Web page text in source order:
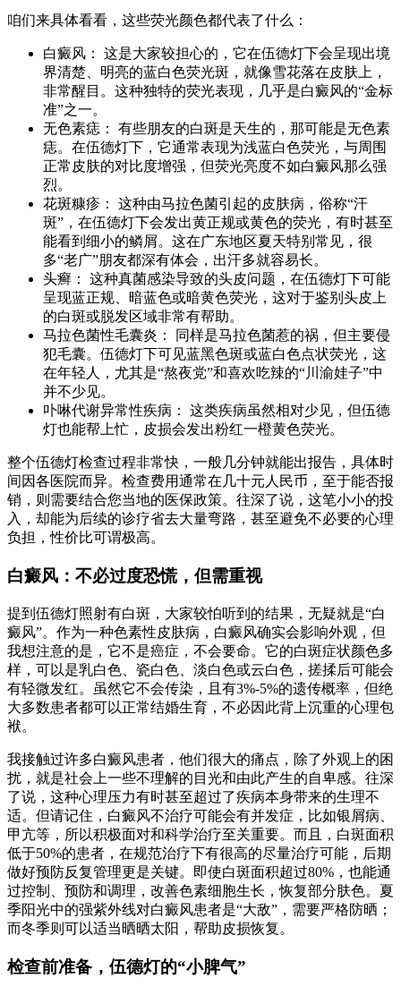
咱们来具体看看，这些荧光颜色都代表了什么：
白癜风： 这是大家较担心的，它在伍德灯下会呈现出境
界清楚、明亮的蓝白色荧光斑，就像雪花落在皮肤上，
非常醒目。这种独特的荧光表现，几乎是白癜风的“金标
准”之一。
无色素痣： 有些朋友的白斑是天生的，那可能是无色素
痣。在伍德灯下，它通常表现为浅蓝白色荧光，与周围
正常皮肤的对比度增强，但荧光亮度不如白癜风那么强
烈。
花斑糠疹： 这种由马拉色菌引起的皮肤病，俗称“汗
斑”，在伍德灯下会发出黄正规或黄色的荧光，有时甚至
能看到细小的鳞屑。这在广东地区夏天特别常见，很
多“老广”朋友都深有体会，出汗多就容易长。
头癣： 这种真菌感染导致的头皮问题，在伍德灯下可能
呈现蓝正规、暗蓝色或暗黄色荧光，这对于鉴别头皮上
的白斑或脱发区域非常有帮助。
马拉色菌性毛囊炎： 同样是马拉色菌惹的祸，但主要侵
犯毛囊。伍德灯下可见蓝黑色斑或蓝白色点状荧光，这
在年轻人，尤其是“熬夜党”和喜欢吃辣的“川渝娃子”中
并不少见。
卟啉代谢异常性疾病： 这类疾病虽然相对少见，但伍德
灯也能帮上忙，皮损会发出粉红一橙黄色荧光。
整个伍德灯检查过程非常快，一般几分钟就能出报告，具体时
间因各医院而异。检查费用通常在几十元人民币，至于能否报
销，则需要结合您当地的医保政策。往深了说，这笔小小的投
入，却能为后续的诊疗省去大量弯路，甚至避免不必要的心理
负担，性价比可谓极高。
白癜风：不必过度恐慌，但需重视
提到伍德灯照射有白斑，大家较怕听到的结果，无疑就是“白
癜风”。作为一种色素性皮肤病，白癜风确实会影响外观，但
我想注意的是，它不是癌症，不会要命。它的白斑症状颜色多
样，可以是乳白色、瓷白色、淡白色或云白色，搓揉后可能会
有轻微发红。虽然它不会传染，且有3%-5%的遗传概率，但绝
大多数患者都可以正常结婚生育，不必因此背上沉重的心理包
袱。
我接触过许多白癜风患者，他们很大的痛点，除了外观上的困
扰，就是社会上一些不理解的目光和由此产生的自卑感。往深
了说，这种心理压力有时甚至超过了疾病本身带来的生理不
适。但请记住，白癜风不治疗可能会有并发症，比如银屑病、
甲亢等，所以积极面对和科学治疗至关重要。而且，白斑面积
低于50%的患者，在规范治疗下有很高的尽量治疗可能，后期
做好预防反复管理更是关键。即使白斑面积超过80%，也能通
过控制、预防和调理，改善色素细胞生长，恢复部分肤色。夏
季阳光中的强紫外线对白癜风患者是“大敌”，需要严格防晒；
而冬季则可以适当晒晒太阳，帮助皮损恢复。
检查前准备，伍德灯的“小脾气”